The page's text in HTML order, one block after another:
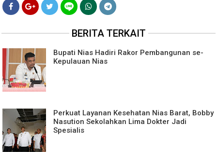
BERITA TERKAIT
Bupati Nias Hadiri Rakor Pembangunan se-
Kepulauan Nias
Perkuat Layanan Kesehatan Nias Barat, Bobby
Nasution Sekolahkan Lima Dokter Jadi
Spesialis